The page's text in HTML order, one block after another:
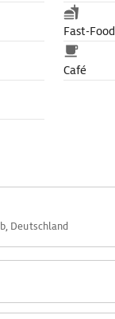
Fast-Food
Café
Deutschland